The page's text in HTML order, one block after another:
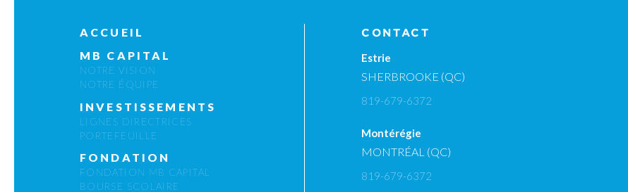
ACCUEIL
MB CAPITAL
NOTRE VISION
NOTRE ÉQUIPE
INVESTISSEMENTS
LIGNES DIRECTRICES
PORTEFEUILLE
FONDATION
FONDATION MB CAPITAL
BOURSE SCOLAIRE
CONTACT
Estrie
SHERBROOKE (QC)
819-679-6372
Montérégie
MONTRÉAL (QC)
819-679-6372